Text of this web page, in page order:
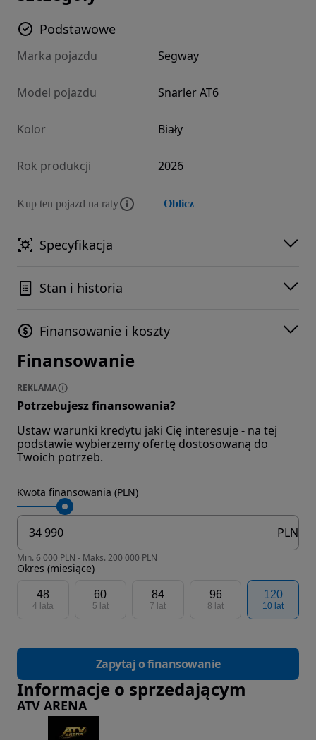
Podstawowe
Marka pojazdu Segway
Model pojazdu Snarler AT6
Kolor Biały
Rok produkcji 2026
Kup ten pojazd na raty Oblicz
Specyfikacja
Stan i historia
Finansowanie i koszty
Finansowanie
REKLAMA
Potrzebujesz finansowania?
Ustaw warunki kredytu jaki Cię interesuje - na tej
podstawie wybierzemy ofertę dostosowaną do
Twoich potrzeb.
Kwota finansowania (PLN)
PLN
Min. 6 000 PLN - Maks. 200 000 PLN
Okres (miesiące)
48
4 lata
60
5 lat
84
7 lat
96
8 lat
120
10 lat
Zapytaj o finansowanie
Informacje o sprzedającym
ATV ARENA